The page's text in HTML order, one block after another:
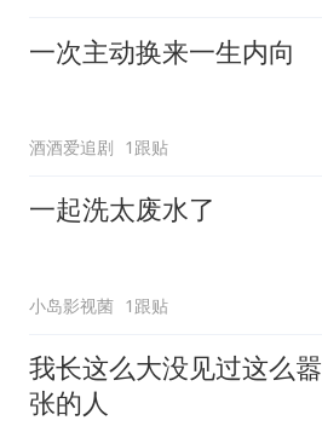
一次主动换来一生内向
酒酒爱追剧 1跟贴
一起洗太废水了
小岛影视菌 1跟贴
我长这么大没见过这么嚣
张的人